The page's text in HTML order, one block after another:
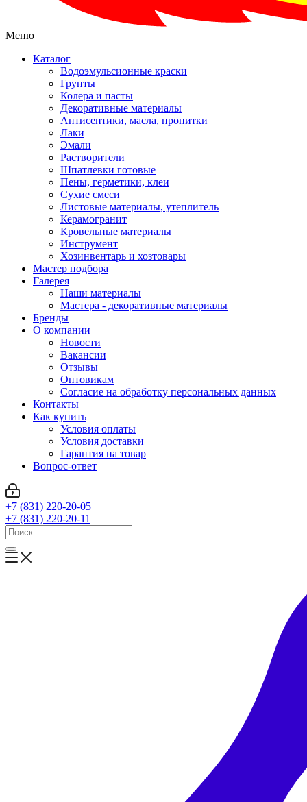
Меню
Каталог
Водоэмульсионные краски
Грунты
Колера и пасты
Декоративные материалы
Антисептики, масла, пропитки
Лаки
Эмали
Растворители
Шпатлевки готовые
Пены, герметики, клеи
Сухие смеси
Листовые материалы, утеплитель
Керамогранит
Кровельные материалы
Инструмент
Хозинвентарь и хозтовары
Мастер подбора
Галерея
Наши материалы
Мастера - декоративные материалы
Бренды
О компании
Новости
Вакансии
Отзывы
Оптовикам
Cогласие на обработку персональных данных
Контакты
Как купить
Условия оплаты
Условия доставки
Гарантия на товар
Вопрос-ответ
+7 (831) 220-20-05
+7 (831) 220-20-11